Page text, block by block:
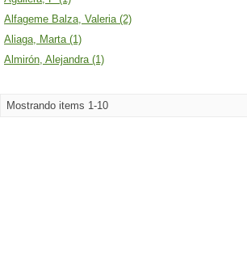
Alfageme Balza, Valeria (2)
Aliaga, Marta (1)
Almirón, Alejandra (1)
Mostrando items 1-10